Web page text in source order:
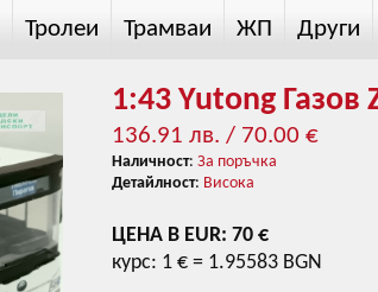
Тролеи Трамваи ЖП Други
1:43 Yutong Газов
136.91 лв. / 70.00 €
Наличност: За поръчка
Детайлност: Висока
ЦЕНА В EUR: 70 €
курс: 1 € = 1.95583 BGN